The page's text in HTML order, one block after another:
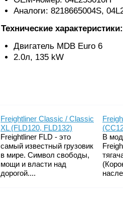
Аналоги: 8218665004S,
Технические характеристики:
Двигатель MDB Euro 6
2.0л, 135 kW
Freightliner Classic / Classic
XL (FLD120, FLD132)
Freightliner FLD - это
самый известный грузовик
в мире. Символ свободы,
мощи и власти над
дорогой....
В